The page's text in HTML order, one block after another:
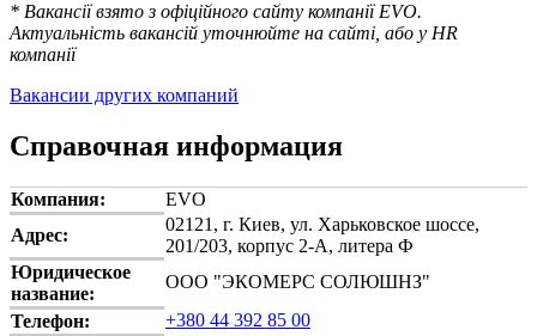
* Вакансії взято з офіційного сайту компанії EVO.
Актуальність вакансій уточнюйте на сайті, або у HR
компанії
Вакансии других компаний
Справочная информация
Компания:
EVO
Адрес:
02121, г. Киев, ул. Харьковское шоссе,
201/203, корпус 2-А, литера Ф
Юридическое
название:
ООО "ЭКОМЕРС СОЛЮШНЗ"
Телефон:
+380 44 392 85 00